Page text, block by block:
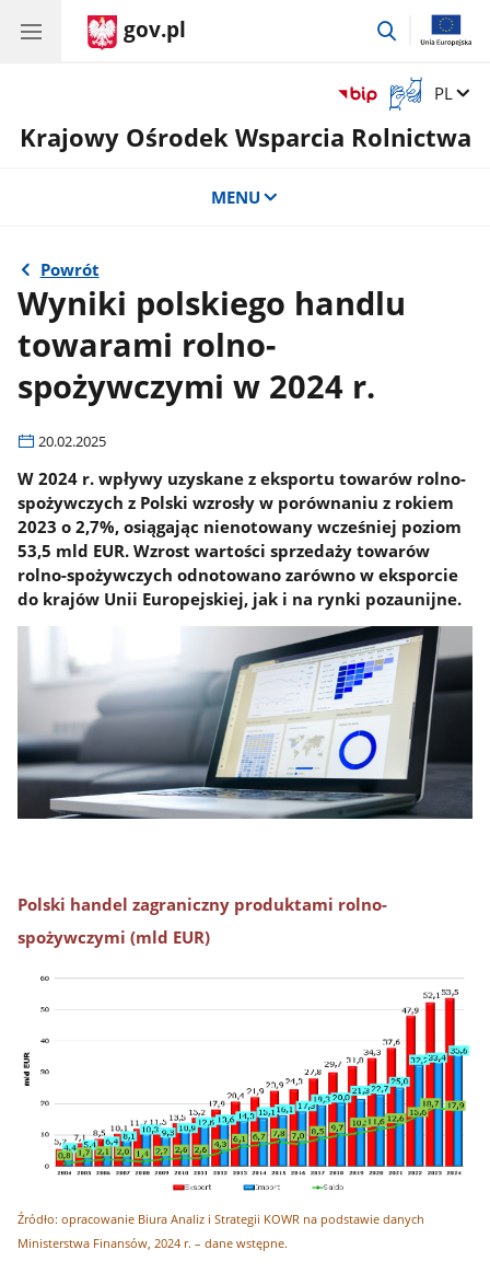
gov.pl
przejdź
Otwórz
okno
z
Zmień
PL
Krajowy Ośrodek Wsparcia Rolnictwa
MENU
Powrót
Wyniki polskiego handlu
towarami rolno-
spożywczymi w 2024 r.
20.02.2025
W 2024 r. wpływy uzyskane z eksportu towarów rolno-
spożywczych z Polski wzrosły w porównaniu z rokiem
2023 o 2,7%, osiągając nienotowany wcześniej poziom
53,5 mld EUR. Wzrost wartości sprzedaży towarów
rolno-spożywczych odnotowano zarówno w eksporcie
do krajów Unii Europejskiej, jak i na rynki pozaunijne.
Polski handel zagraniczny produktami rolno-
spożywczymi (mld EUR)
Źródło: opracowanie Biura Analiz i Strategii KOWR na podstawie danych
Ministerstwa Finansów, 2024 r. – dane wstępne.